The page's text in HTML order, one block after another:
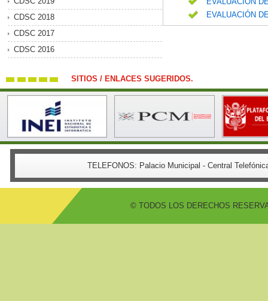
CDSC 2018
CDSC 2017
CDSC 2016
EVALUACIÓN
SITIOS / ENLACES SUGERIDOS.
TELEFONOS: Palacio Municipal - Central
© TODOS LOS DERECHOS